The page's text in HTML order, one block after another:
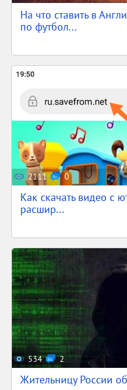
На что ставить в
по футбол...
2111 0
Как скачать видео с
расшир...
534 2
Жительницу России